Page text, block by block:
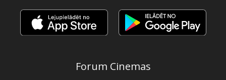
Forum Cinemas